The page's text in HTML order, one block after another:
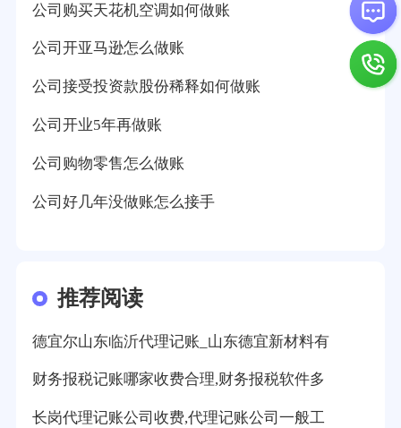
公司购买天花机空调如何做账
公司开亚马逊怎么做账
公司接受投资款股份稀释如何做账
公司开业5年再做账
公司购物零售怎么做账
公司好几年没做账怎么接手
推荐阅读
德宜尔山东临沂代理记账_山东德宜新材料有
财务报税记账哪家收费合理,财务报税软件多
长岗代理记账公司收费,代理记账公司一般工